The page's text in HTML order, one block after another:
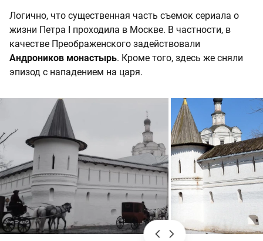
Логично, что существенная часть съемок сериала о
жизни Петра I проходила в Москве. В частности, в
качестве Преображенского задействовали
Андроников монастырь. Кроме того, здесь же сняли
эпизод с нападением на царя.